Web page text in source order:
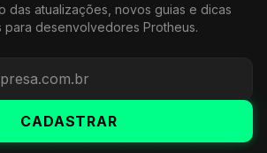
das atualizações, novos guias e dicas
para desenvolvedores Protheus.
CADASTRAR